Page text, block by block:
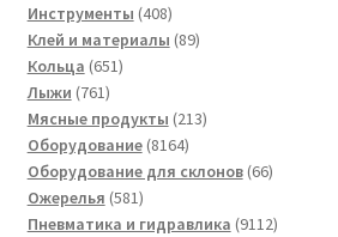
Инструменты 408408
товаров
Клей и материалы 8989
Кольца 651651
Лыжи 761761
товар
Мясные продукты 213213
Оборудование 81648164
товара
Оборудование для склонов 6666
Ожерелья 581581
товар
Пневматика и гидравлика 91129112